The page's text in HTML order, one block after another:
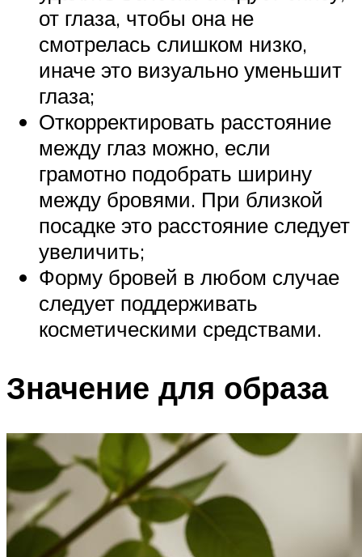
от глаза, чтобы она не
смотрелась слишком низко,
иначе это визуально уменьшит
глаза;
Откорректировать расстояние
между глаз можно, если
грамотно подобрать ширину
между бровями. При близкой
посадке это расстояние следует
увеличить;
Форму бровей в любом случае
следует поддерживать
косметическими средствами.
Значение для образа